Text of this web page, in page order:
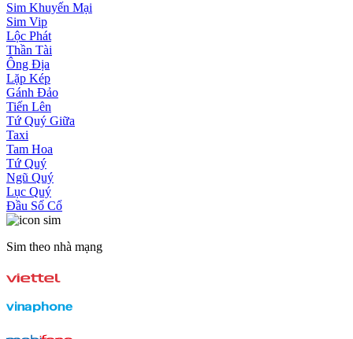
Sim Khuyến Mại
Sim Vip
Lộc Phát
Thần Tài
Ông Địa
Lặp Kép
Gánh Đảo
Tiến Lên
Tứ Quý Giữa
Taxi
Tam Hoa
Tứ Quý
Ngũ Quý
Lục Quý
Đầu Số Cổ
Sim theo nhà mạng